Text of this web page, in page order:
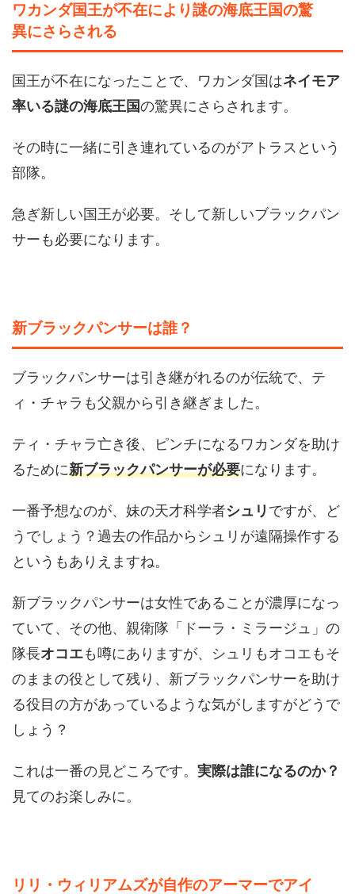
ワカンダ国王が不在により謎の海底王国の驚
異にさらされる
国王が不在になったことで、ワカンダ国はネイモア
率いる謎の海底王国の驚異にさらされます。
その時に一緒に引き連れているのがアトラスという
部隊。
急ぎ新しい国王が必要。そして新しいブラックパン
サーも必要になります。
新ブラックパンサーは誰？
ブラックパンサーは引き継がれるのが伝統で、テ
ィ・チャラも父親から引き継ぎました。
ティ・チャラ亡き後、ピンチになるワカンダを助け
るために新ブラックパンサーが必要になります。
一番予想なのが、妹の天才科学者シュリ ですが、ど
うでしょう？過去の作品からシュリが遠隔操作する
というもありえますね。
新ブラックパンサーは女性であることが濃厚になっ
ていて、その他、親衛隊「ドーラ・ミラージュ」の
隊長オコエも噂にありますが、シュリもオコエもそ
のままの役として残り、新ブラックパンサーを助け
る役目の方があっているような気がしますがどうで
しょう？
これは一番の見どころです。 実際は誰になるのか？
見てのお楽しみに。
リリ・ウィリアムズが自作のアーマーでアイ